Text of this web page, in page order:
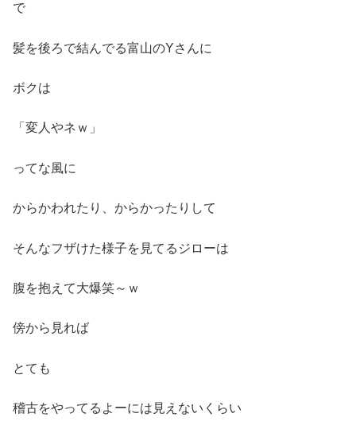
で
髪を後ろで結んでる富山のYさんに
ボクは
「変人やネｗ」
ってな風に
からかわれたり、からかったりして
そんなフザけた様子を見てるジローは
腹を抱えて大爆笑～ｗ
傍から見れば
とても
稽古をやってるよーには見えないくらい